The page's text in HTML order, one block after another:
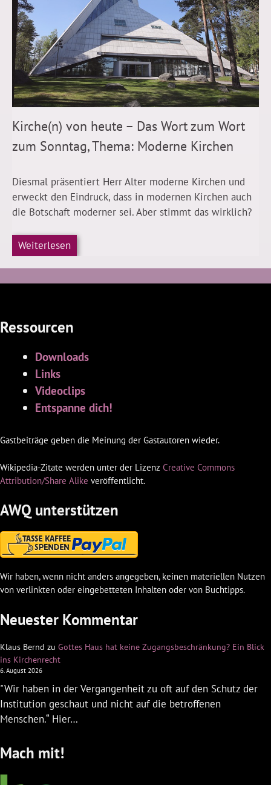
Kirche(n) von heute – Das Wort zum Wort
zum Sonntag, Thema: Moderne Kirchen
Diesmal präsentiert Herr Alter moderne Kirchen und
erweckt den Eindruck, dass in modernen Kirchen auch
die Botschaft moderner sei. Aber stimmt das wirklich?
Weiterlesen
Ressourcen
Downloads
Links
Videoclips
Entspanne dich!
Gastbeiträge geben die Meinung der Gastautoren wieder.
Wikipedia-Zitate werden unter der Lizenz Creative Commons
Attribution/Share Alike veröffentlicht.
AWQ unterstützen
Wir haben, wenn nicht anders angegeben, keinen materiellen Nutzen
von verlinkten oder eingebetteten Inhalten oder von Buchtipps.
Neuester Kommentar
Klaus Bernd zu Gottes Haus hat keine Zugangsbeschränkung? Ein Blick
ins Kirchenrecht
6. August 2026
"Wir haben in der Vergangenheit zu oft auf den Schutz der
Institution geschaut und nicht auf die betroffenen
Menschen.“ Hier…
Mach mit!